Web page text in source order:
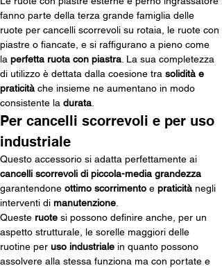
fanno parte della terza grande famiglia delle
ruote per cancelli scorrevoli su rotaia, le ruote con
piastre o fiancate, e si raffigurano a pieno come
la perfetta ruota con piastra . La sua completezza
di utilizzo è dettata dalla coesione tra solidità e
praticità che insieme ne aumentano in modo
consistente la durata
Per cancelli scorrevoli e per uso
industriale
Questo accessorio si adatta perfettamente ai
cancelli scorrevoli di piccola-media grandezza
garantendone ottimo scorrimento e praticità negli
interventi di manutenzione
Queste ruote si possono definire anche, per un
aspetto strutturale, le sorelle maggiori delle
ruotine per uso industriale in quanto possono
assolvere alla stessa funziona ma con portate e